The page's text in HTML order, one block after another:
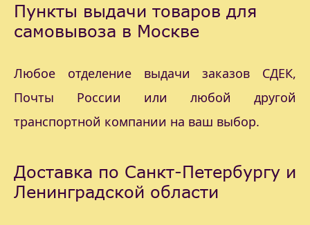
Пункты выдачи товаров для
самовывоза в Москве
Любое отделение выдачи заказов СДЕК,
Почты России или любой другой
транспортной компании на ваш выбор.
Доставка по Санкт-Петербургу и
Ленинградской области